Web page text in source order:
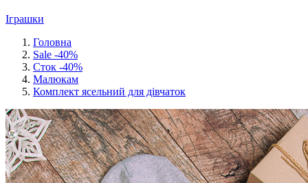
Іграшки
Головна
Sale -40%
Сток -40%
Малюкам
Комплект ясельний для дівчаток